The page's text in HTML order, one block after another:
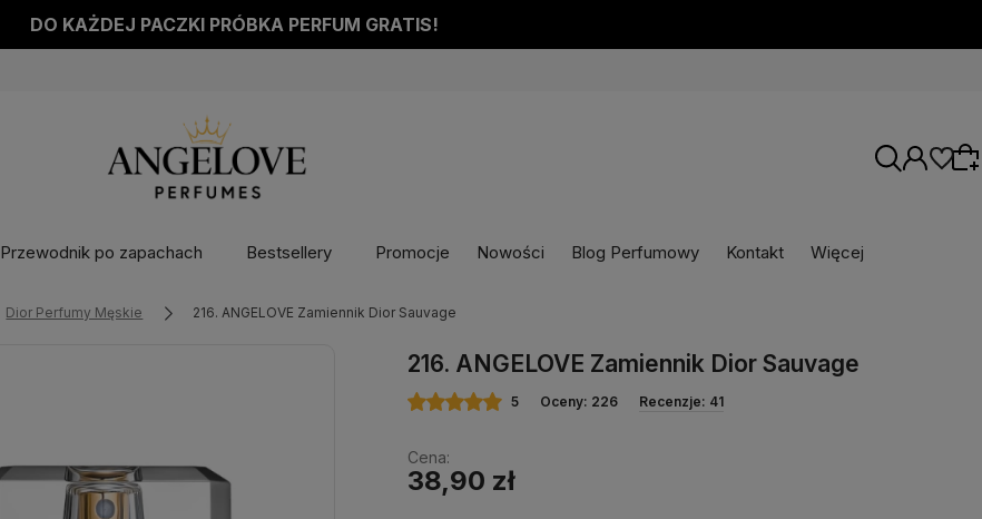
DO KAŻDEJ PACZKI PRÓBKA PERFUM GRATIS!
oferty lub zaloguj się, aby przywrócić dodane
produkty do listy z poprzedniej sesji.
Przewodnik po zapachach Bestsellery Promocje Nowości Blog Perfumowy Kontakt Więcej
Dior Perfumy Męskie 216. ANGELOVE Zamiennik Dior Sauvage
216. ANGELOVE Zamiennik Dior Sauvage
5 Oceny: 226 Recenzje: 41
Cena:
38,90 zł